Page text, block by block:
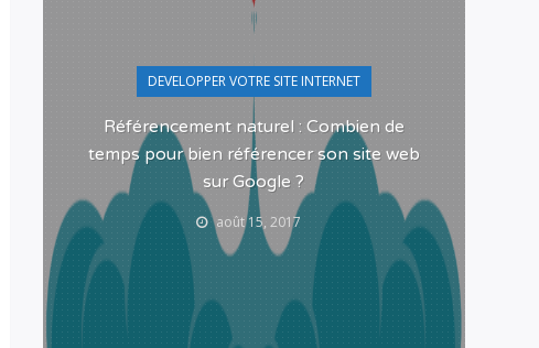
DEVELOPPER VOTRE SITE INTERNET
Référencement naturel : Combien de
temps pour bien référencer son site web
sur Google ?
août 15, 2017